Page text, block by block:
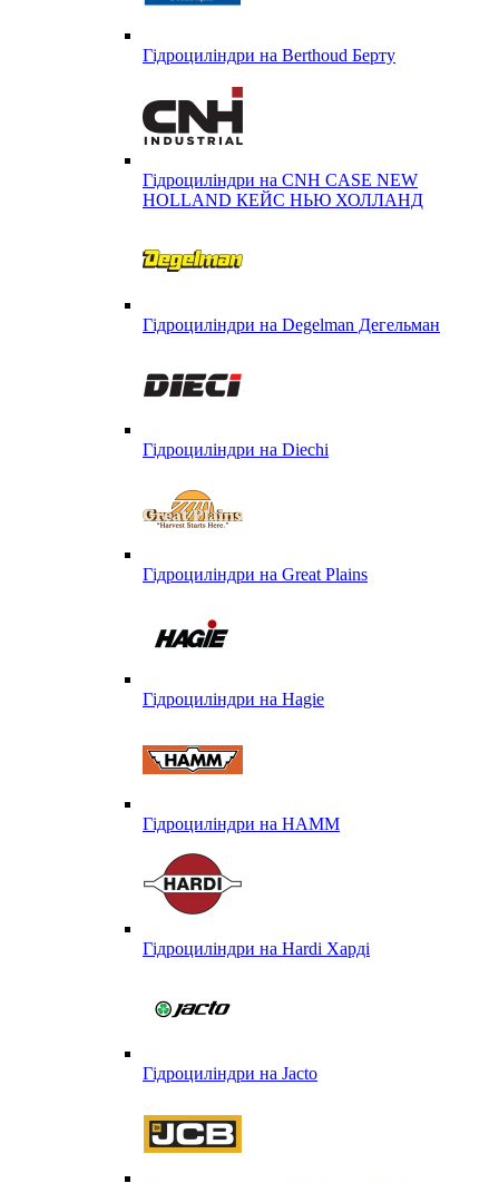
Гідроциліндри на Berthoud Берту
Гідроциліндри на CNH CASE NEW
HOLLAND КЕЙС НЬЮ ХОЛЛАНД
Гідроциліндри на Degelman Дегельман
Гідроциліндри на Diechi
Гідроциліндри на Great Plains
Гідроциліндри на Hagie
Гідроциліндри на HAMM
Гідроциліндри на Hardi Харді
Гідроциліндри на Jacto